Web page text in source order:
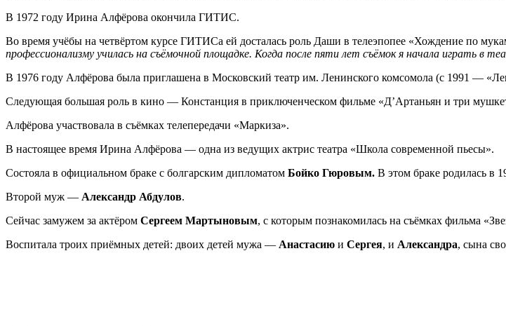
В 1972 году Ирина Алфёрова окончила ГИТИС.
Во время учёбы на четвёртом курсе ГИТИСа ей досталась роль Даши в телеэпопее «Хождение по
профессионализму училась на съёмочной площадке. Когда после пяти лет съёмок я начала играть в
В 1976 году Алфёрова была приглашена в Московский театр им. Ленинского комсомола (с 1991 —
Следующая большая роль в кино — Констанция в приключенческом фильме «Д’Артаньян и три
Алфёрова участвовала в съёмках телепередачи «Маркиза».
В настоящее время Ирина Алфёрова — одна из ведущих актрис театра «Школа современной пьесы».
Состояла в официальном браке с болгарским дипломатом Бойко Гюровым. В этом браке родилась в
Второй муж — Александр Абдулов.
Сейчас замужем за актёром Сергеем Мартыновым, с которым познакомилась на съёмках фильма
Воспитала троих приёмных детей: двоих детей мужа — Анастасию и Сергея, и Александра, сына